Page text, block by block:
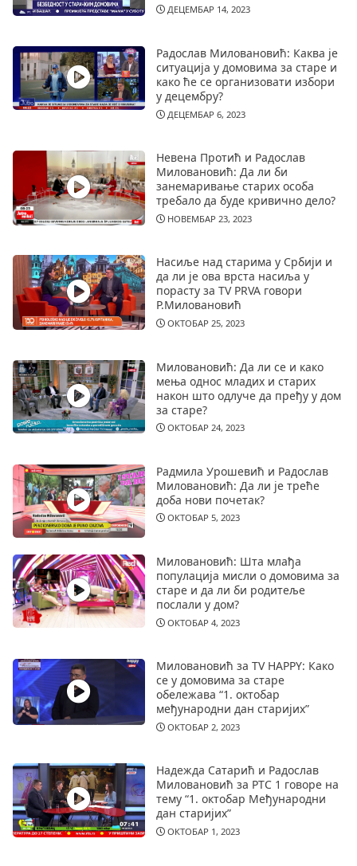
ДЕЦЕМБАР 14, 2023
Радослав Миловановић: Каква је
ситуација у домовима за старе и
како ће се организовати избори
у децембру?
ДЕЦЕМБАР 6, 2023
Невена Протић и Радослав
Миловановић: Да ли би
занемаривање старих особа
требало да буде кривично дело?
НОВЕМБАР 23, 2023
Насиље над старима у Србији и
да ли је ова врста насиља у
порасту за TV PRVA говори
Р.Миловановић
ОКТОБАР 25, 2023
Миловановић: Да ли се и како
мења однос младих и старих
након што одлуче да пређу у дом
за старе?
ОКТОБАР 24, 2023
Радмила Урошевић и Радослав
Миловановић: Да ли је треће
доба нови почетак?
ОКТОБАР 5, 2023
Миловановић: Шта млађа
популација мисли о домовима за
старе и да ли би родитеље
послали у дом?
ОКТОБАР 4, 2023
Миловановић за TV HAPPY: Како
се у домовима за старе
обележава “1. октобар
међународни дан старијих”
ОКТОБАР 2, 2023
Надежда Сатарић и Радослав
Миловановић за РТС 1 говоре на
тему “1. октобар Међународни
дан старијих”
ОКТОБАР 1, 2023